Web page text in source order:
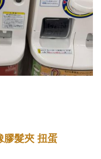
膠髮夾 扭蛋